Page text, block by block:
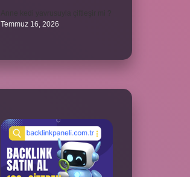
Temmuz 16, 2026